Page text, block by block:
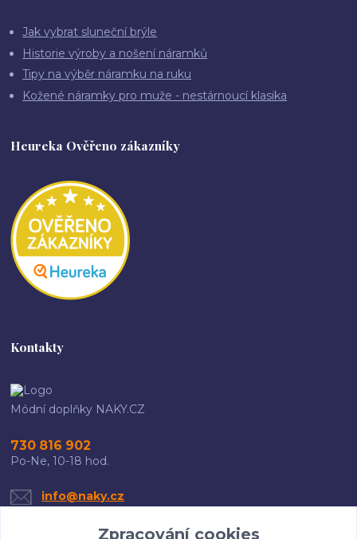
Jak vybrat sluneční brýle
Historie výroby a nošení náramků
Tipy na výběr náramku na ruku
Kožené náramky pro muže - nestárnoucí klasika
Heureka Ověřeno zákazníky
Kontakty
Módní doplňky NAKY.CZ
730 816 902
Po-Ne, 10-18 hod.
info@naky.cz
Zpracování cookies